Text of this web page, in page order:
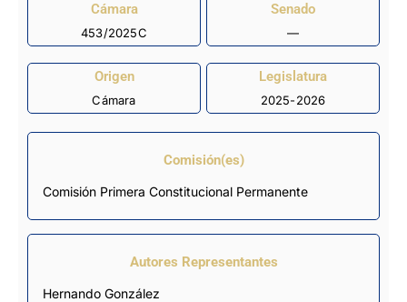
Cámara
453/2025C
Senado
—
Origen
Cámara
Legislatura
2025-2026
Comisión(es)
Comisión Primera Constitucional Permanente
Autores Representantes
Hernando González